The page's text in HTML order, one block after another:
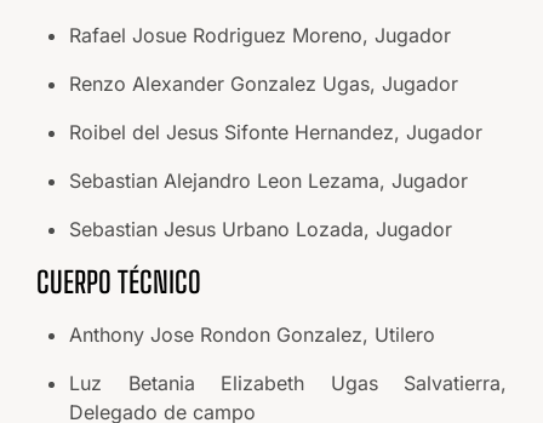
Rafael Josue Rodriguez Moreno, Jugador
Renzo Alexander Gonzalez Ugas, Jugador
Roibel del Jesus Sifonte Hernandez, Jugador
Sebastian Alejandro Leon Lezama, Jugador
Sebastian Jesus Urbano Lozada, Jugador
CUERPO TÉCNICO
Anthony Jose Rondon Gonzalez, Utilero
Luz Betania Elizabeth Ugas Salvatierra,
Delegado de campo